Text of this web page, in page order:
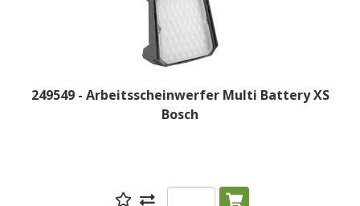
249549 - Arbeitsscheinwerfer Multi Battery XS
Bosch